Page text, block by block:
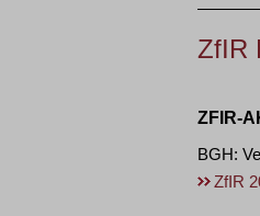
ZfIR
ZFIR-
BGH:
ZfIR